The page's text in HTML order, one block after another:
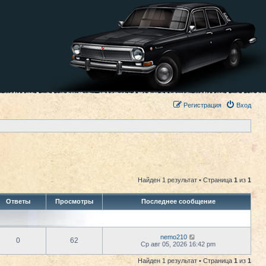
Вход
Регистрация
Найден 1 результат • Страница 1 из 1
Ответы Просмотры Последнее сообщение
0 62
nemo210
Ср авг 05, 2026 16:42 pm
Найден 1 результат • Страница 1 из 1